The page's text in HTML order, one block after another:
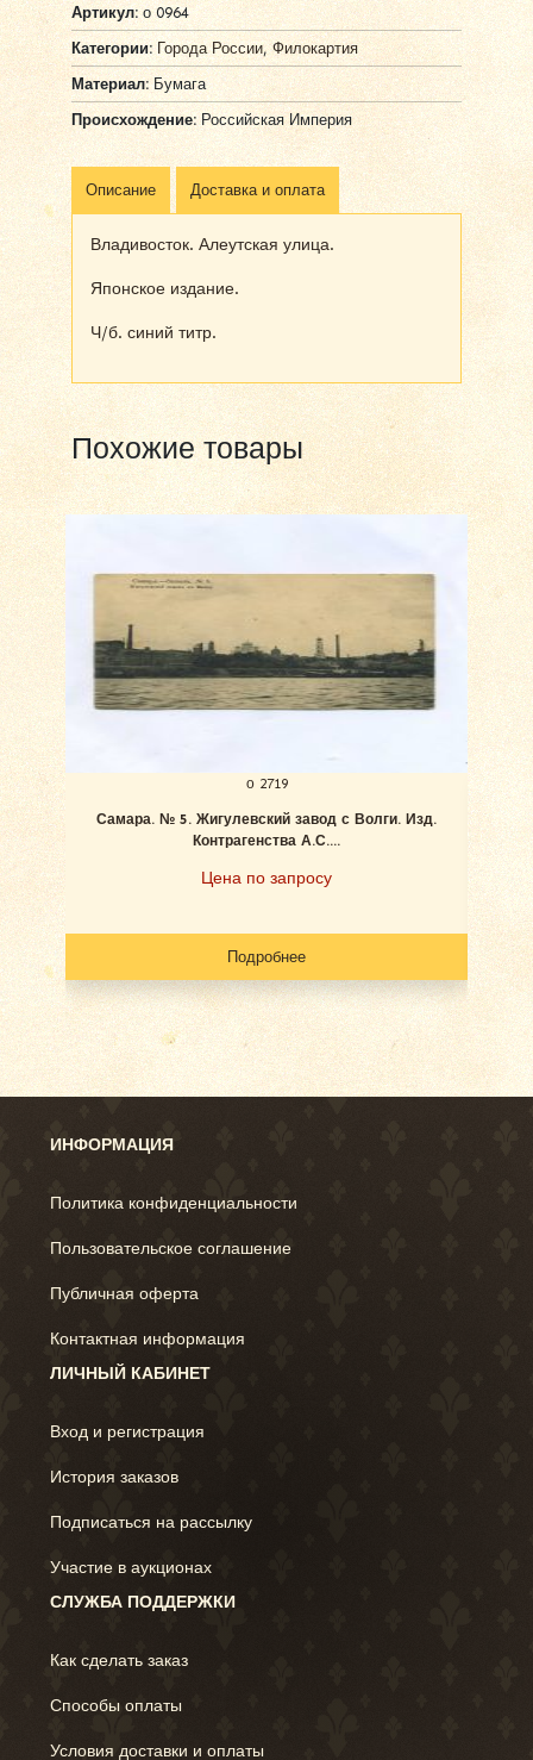
Артикул:о 0964
Категории: Города России,Филокартия
Материал:Бумага
Происхождение: Российская Империя
Описание Доставка и оплата
Владивосток. Алеутская улица.
Японское издание.
Ч/б. синий титр.
Похожие товары
о 2719
Самара. № 5. Жигулевский завод с Волги. Изд.
Контрагенства А.С....
Цена по запросу
Подробнее
ИНФОРМАЦИЯ
Политика конфиденциальности
Пользовательское соглашение
Публичная оферта
Контактная информация
ЛИЧНЫЙ КАБИНЕТ
Вход и регистрация
История заказов
Подписаться на рассылку
Участие в аукционах
СЛУЖБА ПОДДЕРЖКИ
Как сделать заказ
Способы оплаты
Условия доставки и оплаты